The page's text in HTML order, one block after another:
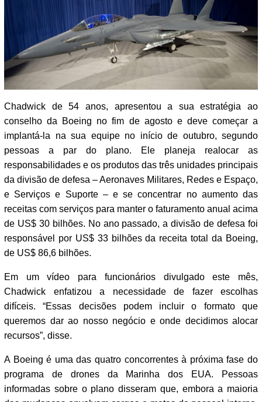
Chadwick de 54 anos, apresentou a sua estratégia ao
conselho da Boeing no fim de agosto e deve começar a
implantá-la na sua equipe no início de outubro, segundo
pessoas a par do plano. Ele planeja realocar as
responsabilidades e os produtos das três unidades principais
da divisão de defesa – Aeronaves Militares, Redes e Espaço,
e Serviços e Suporte – e se concentrar no aumento das
receitas com serviços para manter o faturamento anual acima
de US$ 30 bilhões. No ano passado, a divisão de defesa foi
responsável por US$ 33 bilhões da receita total da Boeing,
de US$ 86,6 bilhões.
Em um vídeo para funcionários divulgado este mês,
Chadwick enfatizou a necessidade de fazer escolhas
difíceis. “Essas decisões podem incluir o formato que
queremos dar ao nosso negócio e onde decidimos alocar
recursos”, disse.
A Boeing é uma das quatro concorrentes à próxima fase do
programa de drones da Marinha dos EUA. Pessoas
informadas sobre o plano disseram que, embora a maioria